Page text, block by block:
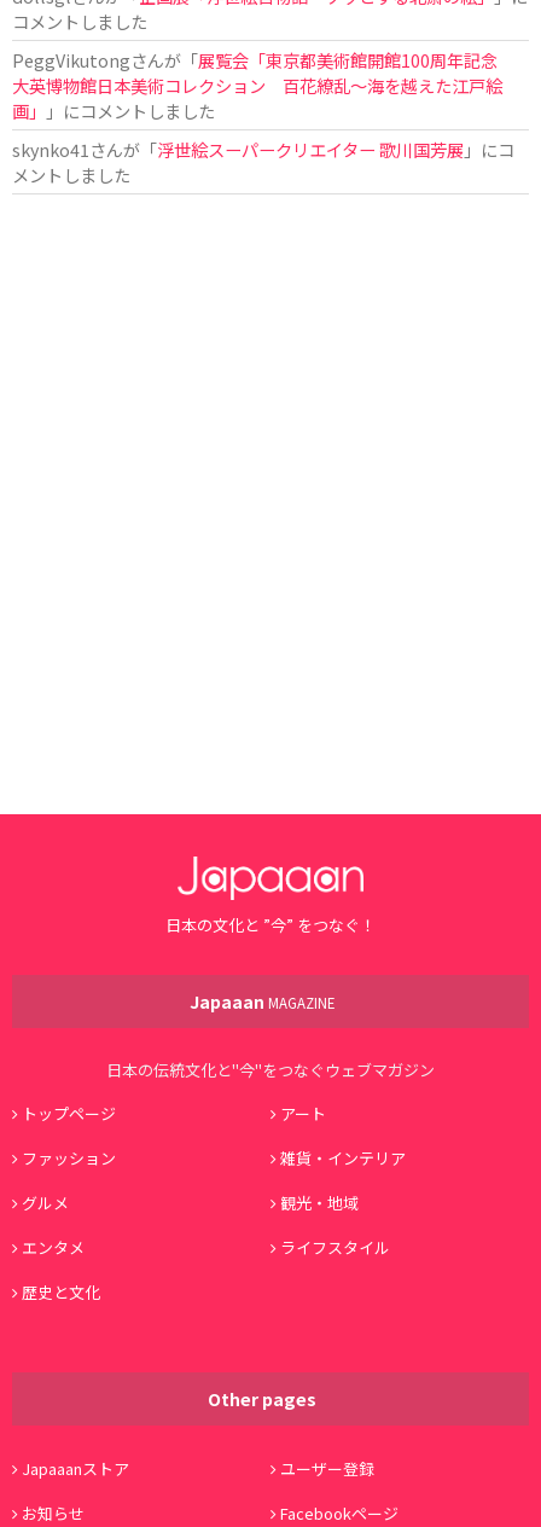
コメントしました
PeggVikutongさんが「展覧会「東京都美術館開館100周年記念
大英博物館日本美術コレクション 百花繚乱〜海を越えた江戸絵
画」
」にコメントしました
skynko41 さんが「浮世絵スーパークリエイター 歌川国芳展 」にコ
メントしました
日本の文化と ”今” をつなぐ！
Japaaan MAGAZINE
日本の伝統文化と"今"をつなぐウェブマガジン
トップページ
アート
ファッション
雑貨・インテリア
グルメ
観光・地域
エンタメ
ライフスタイル
歴史と文化
Other pages
Japaaanストア
ユーザー登録
お知らせ
Facebookページ